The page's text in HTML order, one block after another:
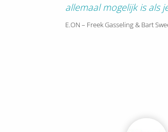
allemaal mogelijk is als
E.ON – Freek Gasseling & Bart